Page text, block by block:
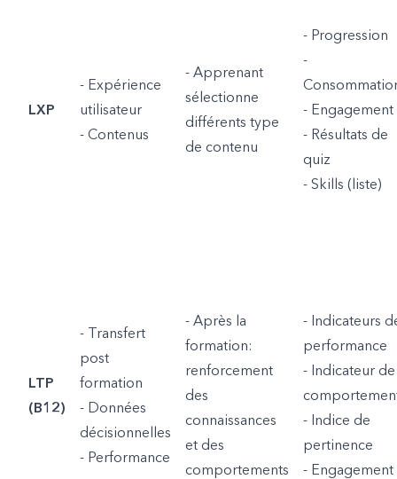
LXP
- Expérience
utilisateur
- Contenus
- Apprenant
sélectionne
différents type
de contenu
- Progression
-
- Engagement
- Résultats de
quiz
- Skills (liste)
LTP
(B12)
- Transfert
post
formation
- Données
décisionnelles
- Performance
- Après la
formation:
renforcement
des
connaissances
et des
comportements
- Indicateurs
performance
- Indicateur de
- Indice de
pertinence
- Engagement